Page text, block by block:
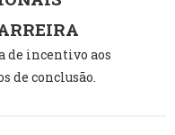
de incentivo aos
de conclusão.